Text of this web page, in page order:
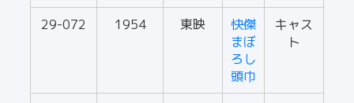
29-072 1954 東映
快傑
まぼ
ろし
頭巾
キャス
ト